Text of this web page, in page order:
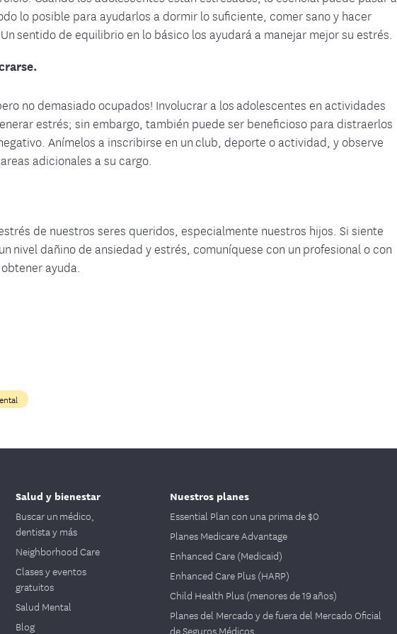
lo posible para ayudarlos a dormir lo suficiente, comer sano y hacer
sentido de equilibrio en lo básico los ayudará a manejar mejor su estrés.
no demasiado ocupados! Involucrar a los adolescentes en actividades
estrés; sin embargo, también puede ser beneficioso para distraerlos
Anímelos a inscribirse en un club, deporte o actividad, y observe
adicionales a su cargo.
de nuestros seres queridos, especialmente nuestros hijos. Si siente
nivel dañino de ansiedad y estrés, comuníquese con un profesional o con
ayuda.
Salud y bienestar
Buscar un médico,
dentista y más
Neighborhood Care
Clases y eventos
gratuitos
Salud Mental
Blog
Nuestros planes
Essential Plan con una prima de $0
Planes Medicare Advantage
Enhanced Care (Medicaid)
Enhanced Care Plus (HARP)
Child Health Plus (menores de 19 años)
Planes del Mercado y de fuera del Mercado Oficial
de Seguros Médicos